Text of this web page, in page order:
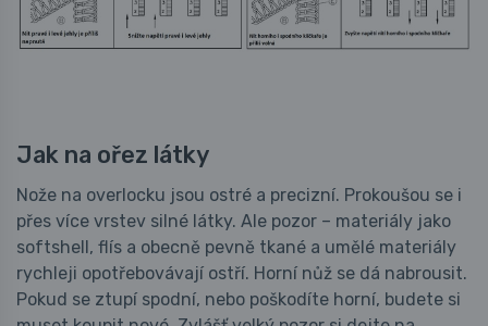
Jak na ořez látky
Nože na overlocku jsou ostré a precizní. Prokoušou se i
přes více vrstev silné látky. Ale pozor – materiály jako
softshell, flís a obecně pevně tkané a umělé materiály
rychleji opotřebovávají ostří. Horní nůž se dá nabrousit.
Pokud se ztupí spodní, nebo poškodíte horní, budete si